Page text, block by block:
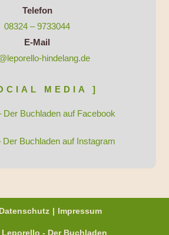
Telefon
08324 – 9733044
E-Mail
hindelang.de
MEDIA ]
Der Buchladen auf Facebook
Der Buchladen auf Instagram
Datenschutz Impressum
Leporello - Der Buchladen